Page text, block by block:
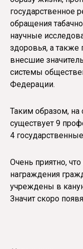
государственное
обращения
научные
здоровья, а также
внесшие
системы
Федерации.
Таким образом,
существует 9
4
Очень приятно,
награждения
учреждены в
Значит скоро